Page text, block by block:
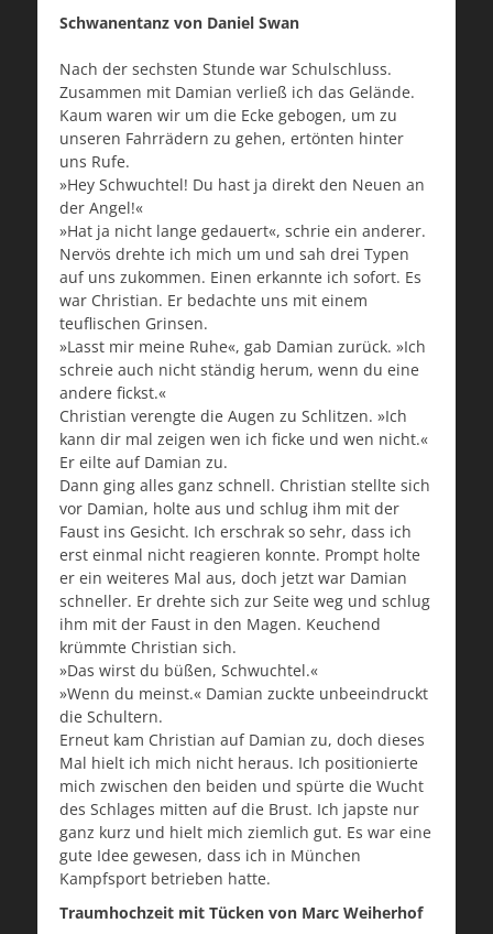
Schwanentanz von Daniel Swan
Nach der sechsten Stunde war Schulschluss.
Zusammen mit Damian verließ ich das Gelände.
Kaum waren wir um die Ecke gebogen, um zu
unseren Fahrrädern zu gehen, ertönten hinter
uns Rufe.
»Hey Schwuchtel! Du hast ja direkt den Neuen an
der Angel!«
»Hat ja nicht lange gedauert«, schrie ein anderer.
Nervös drehte ich mich um und sah drei Typen
auf uns zukommen. Einen erkannte ich sofort. Es
war Christian. Er bedachte uns mit einem
teuflischen Grinsen.
»Lasst mir meine Ruhe«, gab Damian zurück. »Ich
schreie auch nicht ständig herum, wenn du eine
andere fickst.«
Christian verengte die Augen zu Schlitzen. »Ich
kann dir mal zeigen wen ich ficke und wen nicht.«
Er eilte auf Damian zu.
Dann ging alles ganz schnell. Christian stellte sich
vor Damian, holte aus und schlug ihm mit der
Faust ins Gesicht. Ich erschrak so sehr, dass ich
erst einmal nicht reagieren konnte. Prompt holte
er ein weiteres Mal aus, doch jetzt war Damian
schneller. Er drehte sich zur Seite weg und schlug
ihm mit der Faust in den Magen. Keuchend
krümmte Christian sich.
»Das wirst du büßen, Schwuchtel.«
»Wenn du meinst.« Damian zuckte unbeeindruckt
die Schultern.
Erneut kam Christian auf Damian zu, doch dieses
Mal hielt ich mich nicht heraus. Ich positionierte
mich zwischen den beiden und spürte die Wucht
des Schlages mitten auf die Brust. Ich japste nur
ganz kurz und hielt mich ziemlich gut. Es war eine
gute Idee gewesen, dass ich in München
Kampfsport betrieben hatte.
Traumhochzeit mit Tücken von Marc Weiherhof